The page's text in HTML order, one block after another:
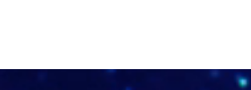
葉なんだと思いました。